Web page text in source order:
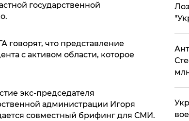
государственной
говорят, что представление
с активом области, которое
экс-председателя
администрации Игоря
совместный брифинг для СМИ.